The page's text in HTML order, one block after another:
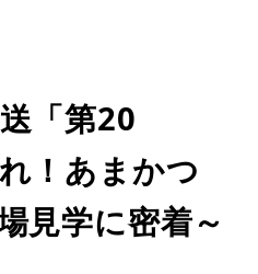
「第20
！あまかつ
見学に密着～